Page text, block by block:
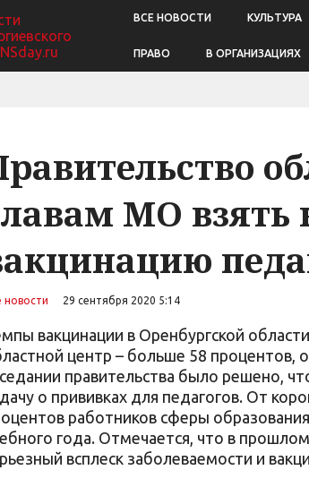
ВСЕ НОВОСТИ КУЛЬТУРА
ПРАВО В ОРГАНИЗАЦИЯХ
МО взять
новости 29 сентября 2020 5:14
вакцинации в Оренбургской
центр – больше 58
правительства было решено,
о прививках для педагогов. От
работников сферы
года. Отмечается, что в
всплеск заболеваемости и